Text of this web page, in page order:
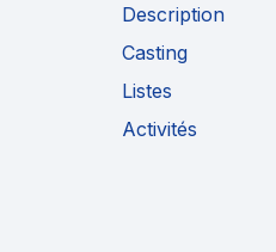
Description
Casting
Listes
Activités